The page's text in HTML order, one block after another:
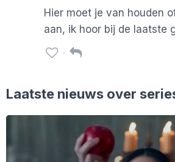
Hier moet je van houden
aan, ik hoor bij de laatste
Laatste nieuws over